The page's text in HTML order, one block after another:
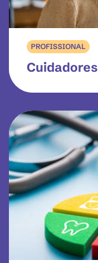
PROFISSIONAL
Cuidadores